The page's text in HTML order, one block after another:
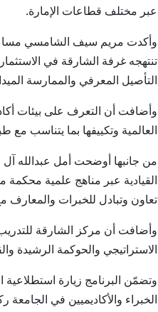
عبر مختلف قطاعات الإمارة.
وأكدت مريم سيف الشامسي مساعد
تنتهجه غرفة الشارقة في
التأصيل المعرفي والممارسة
وأضافت أن التعرف على بيئات
العالمية وتكييفها بما يتناسب
من جانبها أوضحت أمل عبدالله آل
القيادية عبر مناهج علمية محكمة
تعاون وتبادل للخبرات والمعارف
وأضافت أن مركز الشارقة للتدريب
الاستراتيجي والحوكمة الرشيدة
وتضمّن البرنامج زيارة استطلاعية
الخبراء والأكاديميين في